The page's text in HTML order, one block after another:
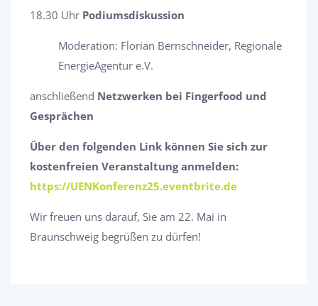
18.30 Uhr Podiumsdiskussion
Moderation: Florian Bernschneider, Regionale
EnergieAgentur e.V.
anschließend Netzwerken bei Fingerfood und
Gesprächen
Über den folgenden Link können Sie sich zur
kostenfreien Veranstaltung anmelden:
https://UENKonferenz25.eventbrite.de
Wir freuen uns darauf, Sie am 22. Mai in
Braunschweig begrüßen zu dürfen!